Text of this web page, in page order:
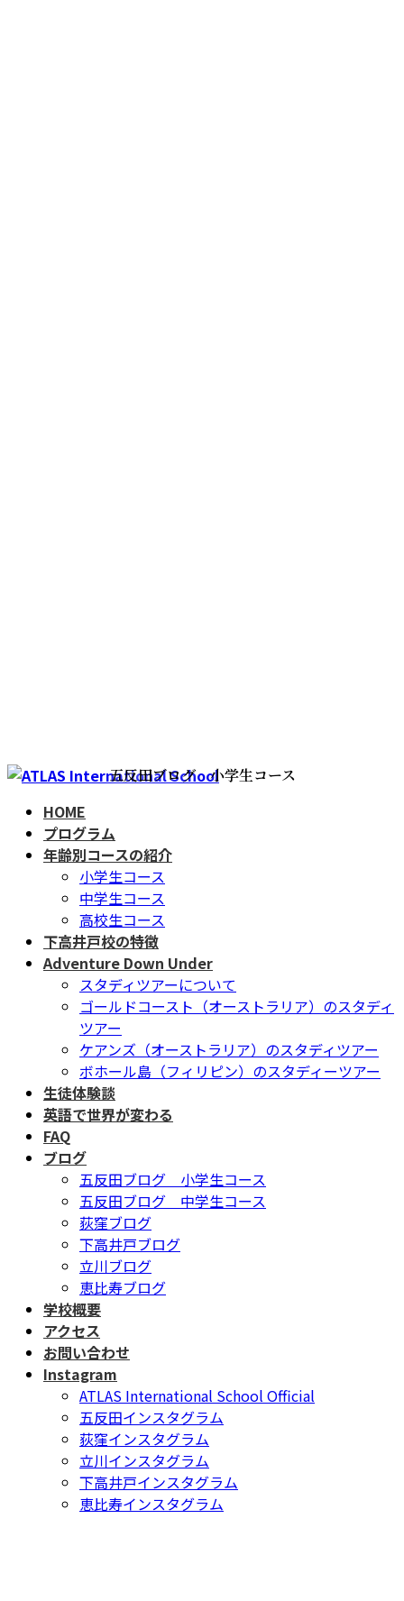
コ
ナ
HOME
プログラム
年齢別コースの紹介
小学生コース
中学生コース
高校生コース
下高井戸校の特徴
Adventure Down Under
スタディツアーについて
ゴールドコースト（オーストラリア）のスタディ
ツアー
ケアンズ（オーストラリア）のスタディツアー
ボホール島（フィリピン）のスタディーツアー
生徒体験談
英語で世界が変わる
FAQ
ブログ
五反田ブログ 小学生コース
五反田ブログ 中学生コース
荻窪ブログ
下高井戸ブログ
立川ブログ
恵比寿ブログ
学校概要
アクセス
お問い合わせ
Instagram
ATLAS International School Official
五反田インスタグラム
荻窪インスタグラム
立川インスタグラム
下高井戸インスタグラム
恵比寿インスタグラム
五反田ブログ 小学生コース